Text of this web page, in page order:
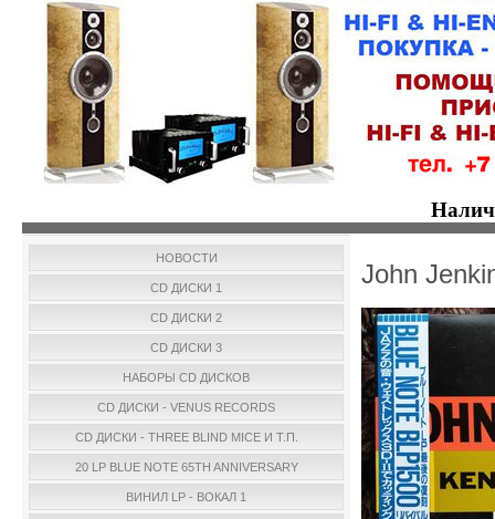
НОВОСТИ
CD ДИСКИ 1
CD ДИСКИ 2
CD ДИСКИ 3
НАБОРЫ CD ДИСКОВ
CD ДИСКИ - VENUS RECORDS
CD ДИСКИ - THREE BLIND MICE И Т.П.
20 LP BLUE NOTE 65TH ANNIVERSARY
ВИНИЛ LP - ВОКАЛ 1
John